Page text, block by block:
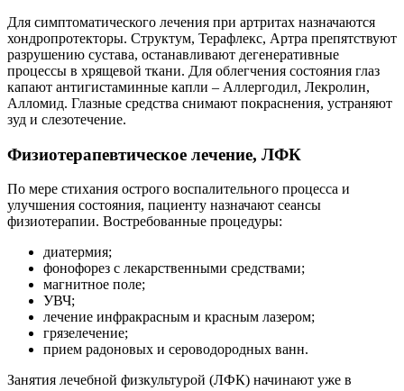
Для симптоматического лечения при артритах назначаются
хондропротекторы. Структум, Терафлекс, Артра препятствуют
разрушению сустава, останавливают дегенеративные
процессы в хрящевой ткани. Для облегчения состояния глаз
капают антигистаминные капли – Аллергодил, Лекролин,
Алломид. Глазные средства снимают покраснения, устраняют
зуд и слезотечение.
Физиотерапевтическое лечение, ЛФК
По мере стихания острого воспалительного процесса и
улучшения состояния, пациенту назначают сеансы
физиотерапии. Востребованные процедуры:
диатермия;
фонофорез с лекарственными средствами;
магнитное поле;
УВЧ;
лечение инфракрасным и красным лазером;
грязелечение;
прием радоновых и сероводородных ванн.
Занятия лечебной физкультурой (ЛФК) начинают уже в